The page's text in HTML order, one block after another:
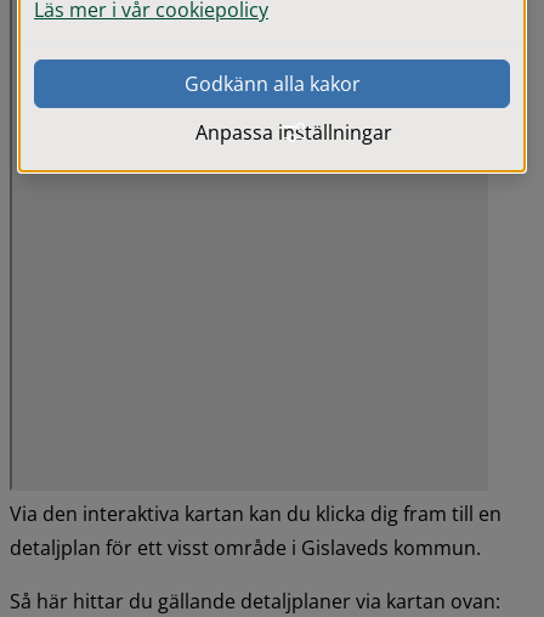
Via den interaktiva kartan kan du klicka dig fram till en
detaljplan för ett visst område i Gislaveds kommun.
Så här hittar du gällande detaljplaner via kartan ovan:
Läs mer i vår cookiepolicy
Godkänn alla kakor
Anpassa inställningar